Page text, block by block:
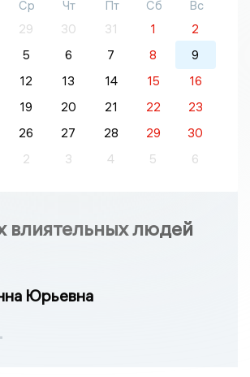
Ср Чт Пт Сб
Вс
29 30 31 1
2
5 6 7 8
9
12 13 14 15
16
19 20 21 22
23
26 27 28 29
30
2 3 4 5 6
влиятельных людей
Юрьевна